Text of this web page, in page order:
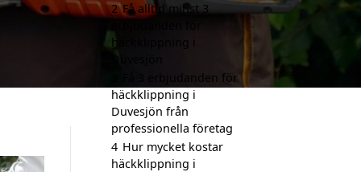
2 Få alltid minst 3
häckklippning i
Duvesjön
Få 3 erbjudanden för
häckklippning i
Duvesjön från
professionella företag
4 Hur mycket kostar
häckklippning i